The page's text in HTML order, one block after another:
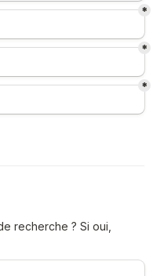
*
*
*
recherche ? Si oui,